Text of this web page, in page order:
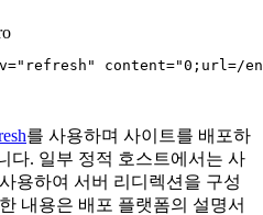
=" refresh " content="0;url=/
를 사용하며 사이트를 배포하
다. 일부 정적 호스트에서는 사
용하여 서버 리디렉션을 구성
내용은 배포 플랫폼의 설명서